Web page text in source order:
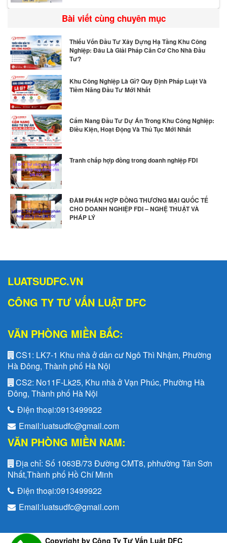
Bài viết cùng chuyên mục
Thiếu Vốn Đầu Tư Xây Dựng Hạ Tầng Khu Công
Nghiệp: Đâu Là Giải Pháp Căn Cơ Cho Nhà Đầu
Tư?
Khu Công Nghiệp Là Gì? Quy Định Pháp Luật Và
Tiềm Năng Đầu Tư Mới Nhất
Cẩm Nang Đầu Tư Dự Án Trong Khu Công Nghiệp:
Điều Kiện, Hoạt Động Và Thủ Tục Mới Nhất
Tranh chấp hợp đồng trong doanh nghiệp FDI
ĐÀM PHÁN HỢP ĐỒNG THƯƠNG MẠI QUỐC TẾ
CHO DOANH NGHIỆP FDI – NGHỆ THUẬT VÀ
PHÁP LÝ
LUATSUDFC.VN
CÔNG TY TƯ VẤN LUẬT DFC
VĂN PHÒNG MIỀN BẮC:
CS1: LK7-1 Khu nhà ở dân cư Ngô Thì Nhậm, Phường
Hà Đông, Thành phố Hà Nội
CS2: No11F-Lk25, Khu nhà ở Vạn Phúc, Phường Hà
Đông, Thành phố Hà Nội
Điện thoại:0913499922
Email:luatsudfc@gmail.com
VĂN PHÒNG MIỀN NAM:
Địa chỉ: Số 1063B/73 Đường CMT8, phhường Tân Sơn
Nhất,Thành phố Hồ Chí Minh
Điện thoại:0913499922
Email:luatsudfc@gmail.com
Copyright by Công Ty Tư Vấn Luật DFC